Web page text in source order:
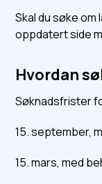
Skal du søke om
oppdatert side
Hvordan
Søknadsfrister
15. september,
15. mars, med